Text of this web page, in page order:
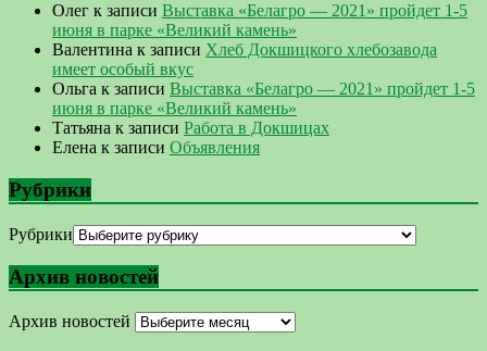
Олег к записи Выставка «Белагро — 2021» пройдет 1-5
июня в парке «Великий камень»
Валентина к записи Хлеб Докшицкого хлебозавода
имеет особый вкус
Ольга к записи Выставка «Белагро — 2021» пройдет 1-5
июня в парке «Великий камень»
Татьяна к записи Работа в Докшицах
Елена к записи Объявления
Рубрики
Рубрики
Архив новостей
Архив новостей